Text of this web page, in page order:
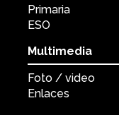
Primaria
ESO
Multimedia
Foto / video
Enlaces